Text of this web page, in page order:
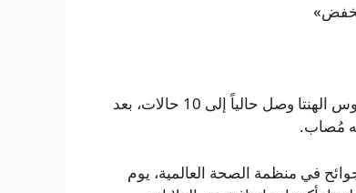
أعلنت منظمة الصحة العالمية أن عدد الحالات المبلَّغ عنها عالمياً بفيروس الهنتا وصل حالياً إلى 10 حالات، بعد
في منظمة الصحة العالمية، يوم